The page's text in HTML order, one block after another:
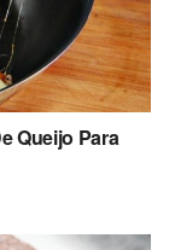
Queijo Para